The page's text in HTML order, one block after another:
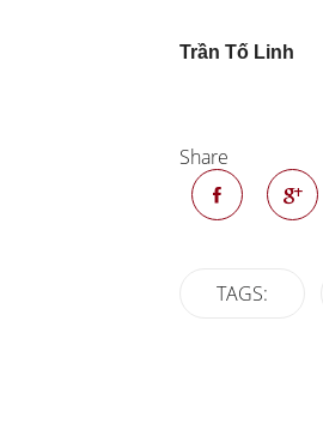
Trần Tố Linh
Share
TAGS: